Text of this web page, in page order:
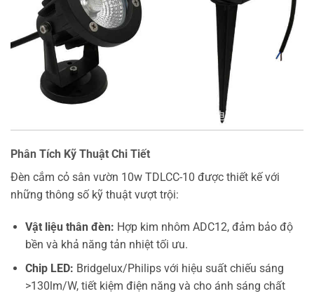
Phân Tích Kỹ Thuật Chi Tiết
Đèn cắm cỏ sân vườn 10w TDLCC-10 được thiết kế với
những thông số kỹ thuật vượt trội:
Vật liệu thân đèn: Hợp kim nhôm ADC12, đảm bảo độ
bền và khả năng tản nhiệt tối ưu.
Chip LED: Bridgelux/Philips với hiệu suất chiếu sáng
>130lm/W, tiết kiệm điện năng và cho ánh sáng chất